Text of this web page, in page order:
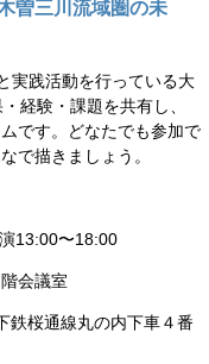
曽三川流域圏の未
実践活動を行っている大
経験・課題を共有し、
です。どなたでも参加で
で描きましょう。
13:00〜18:00
階会議室
鉄桜通線丸の内下車４番